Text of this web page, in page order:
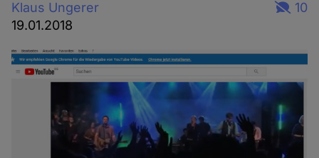
Klaus Ungerer
19.01.2018
10